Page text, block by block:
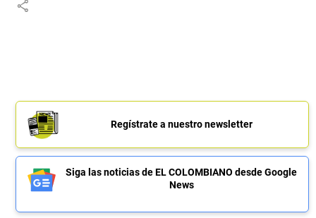
share
Regístrate a nuestro newsletter
Siga las noticias de EL COLOMBIANO desde Google
News